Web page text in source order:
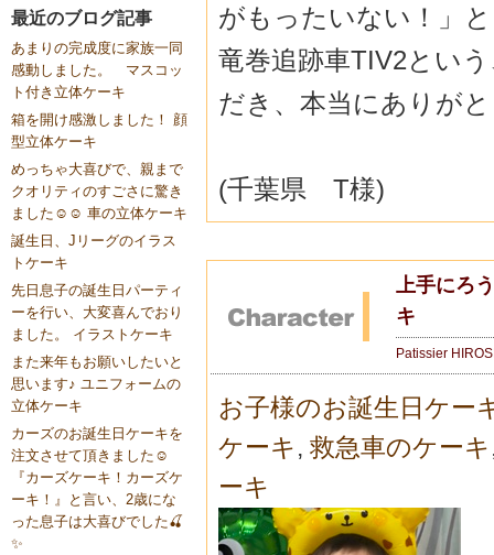
最近のブログ記事
あまりの完成度に家族一同
感動しました。 マスコッ
ト付き立体ケーキ
箱を開け感激しました！ 顔
型立体ケーキ
めっちゃ大喜びで、親まで
クオリティのすごさに驚き
ました☺️☺️ 車の立体ケーキ
誕生日、Jリーグのイラス
トケーキ
先日息子の誕生日パーティ
ーを行い、大変喜んでおり
ました。 イラストケーキ
また来年もお願いしたいと
思います♪ ユニフォームの
立体ケーキ
カーズのお誕生日ケーキを
注文させて頂きました☺️
『カーズケーキ！カーズケ
ーキ！』と言い、2歳にな
った息子は大喜びでした🍒
✨
がもったいない！」
竜巻追跡車TIV2とい
だき、本当にありが
(千葉県 T様)
上手にろ
キ
Patissier
お子様のお誕生日ケー
ケーキ , 救急車のケーキ
ーキ